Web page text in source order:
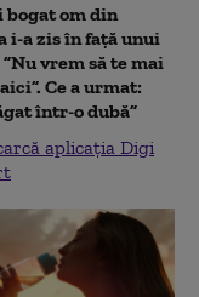
bogat om din
i-a zis în față unui
vrem să te mai
Ce a urmat:
într-o dubă”
aplicația Digi